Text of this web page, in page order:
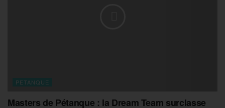
PETANQUE
Masters de Pétanque : la Dream Team surclasse